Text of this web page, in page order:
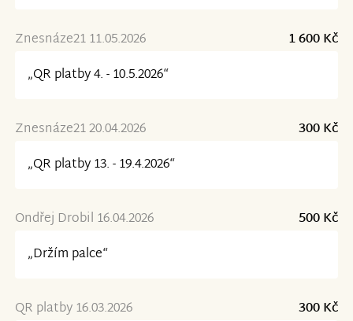
Znesnáze21 11.05.2026
1 600 Kč
„QR platby 4. - 10.5.2026“
Znesnáze21 20.04.2026
300 Kč
„QR platby 13. - 19.4.2026“
Ondřej Drobil 16.04.2026
500 Kč
„Držím palce“
QR platby 16.03.2026
300 Kč